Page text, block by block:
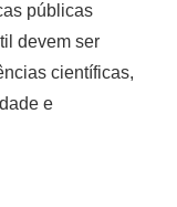
públicas
devem ser
científicas,
e